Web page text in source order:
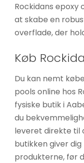
Rockidans
at skabe en
overflade, der
Køb
Du kan nemt
pools online hos
fysiske butik i
du
leveret direkte til
butikken giver
produkterne, før